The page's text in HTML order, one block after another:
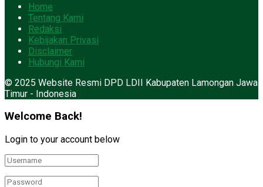
Home
Tentang Kami
Redaksi
Kebijakan Privasi
Disclaimer
Hubungi Kami
© 2025 Website Resmi DPD LDII Kabupaten Lamongan Jawa
Timur - Indonesia
Welcome Back!
Login to your account below